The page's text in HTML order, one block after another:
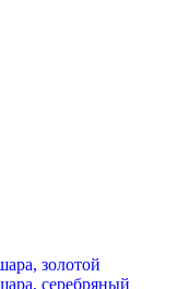
золотой
серебряный